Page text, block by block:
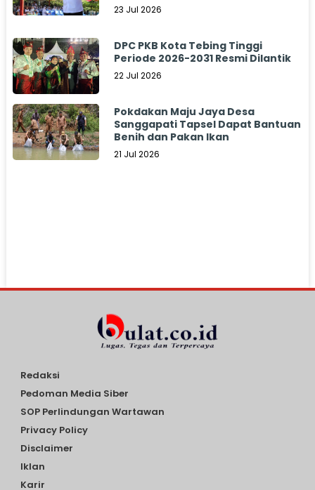
23 Jul 2026
DPC PKB Kota Tebing Tinggi
Periode 2026-2031 Resmi Dilantik
22 Jul 2026
Pokdakan Maju Jaya Desa
Sanggapati Tapsel Dapat Bantuan
Benih dan Pakan Ikan
21 Jul 2026
Redaksi
Pedoman Media Siber
SOP Perlindungan Wartawan
Privacy Policy
Disclaimer
Iklan
Karir